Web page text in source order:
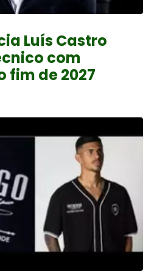
Luís Castro
com
fim de 2027